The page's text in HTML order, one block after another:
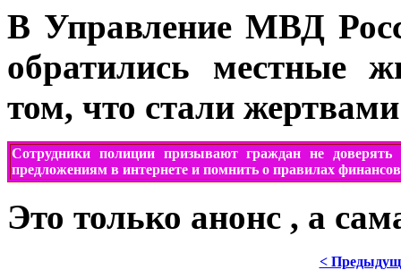
В Управление МВД
обратились местные
том, что стали
Сотрудники полиции призываютграждан не доверять
предложениям в интернете и помнить о правилах
Это только анонс , а
<